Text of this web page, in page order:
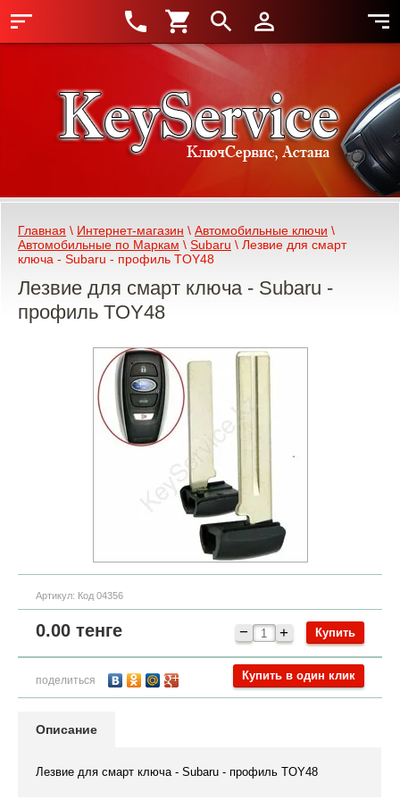
Главная \ Интернет-магазин \ Автомобильные ключи
Автомобильные по Маркам \ Subaru \ Лезвие для смарт
ключа - Subaru - профиль TOY48
Лезвие для смарт ключа - Subaru -
профиль TOY48
Артикул: Код 04356
0.00 тенге − +
поделиться Купить в один клик
Описание
Лезвие для смарт ключа - Subaru - профиль TOY48